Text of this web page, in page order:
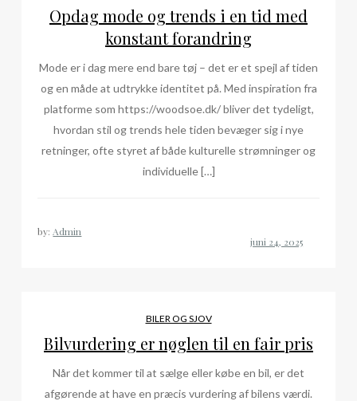
Opdag mode og trends i en tid med
konstant forandring
Mode er i dag mere end bare tøj – det er et spejl af tiden
og en måde at udtrykke identitet på. Med inspiration fra
platforme som https://woodsoe.dk/ bliver det tydeligt,
hvordan stil og trends hele tiden bevæger sig i nye
retninger, ofte styret af både kulturelle strømninger og
individuelle […]
by: Admin
BILER OG SJOV
Bilvurdering er nøglen til en fair pris
Når det kommer til at sælge eller købe en bil, er det
afgørende at have en præcis vurdering af bilens værdi.